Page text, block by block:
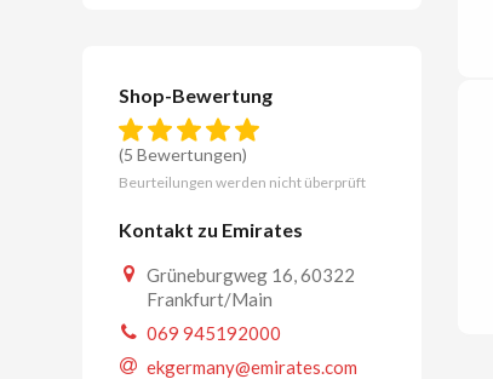
Shop-Bewertung
(5 Bewertungen)
Beurteilungen werden nicht überprüft
Kontakt zu Emirates
Grüneburgweg 16, 60322
Frankfurt/Main
069 945192000
ekgermany@emirates.com